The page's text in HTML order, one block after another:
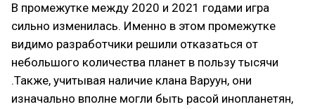
В промежутке между 2020 и 2021 годами игра
сильно изменилась. Именно в этом промежутке
видимо разработчики решили отказаться от
небольшого количества планет в пользу тысячи
.Также, учитывая наличие клана Варуун, они
изначально вполне могли быть расой инопланетян,